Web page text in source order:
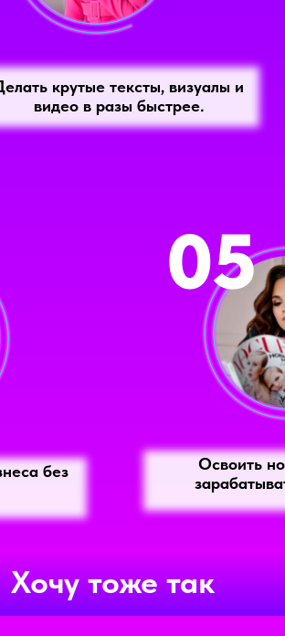
крутые тексты, визуалы и
видео в разы быстрее.
без
Освоить
05
Хочу тоже так